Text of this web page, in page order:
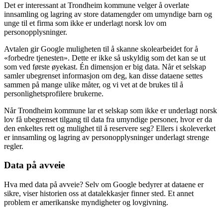
Det er interessant at Trondheim kommune velger å overlate
innsamling og lagring av store datamengder om umyndige barn og
unge til et firma som ikke er underlagt norsk lov om
personopplysninger.
Avtalen gir Google muligheten til å skanne skolearbeidet for å
«forbedre tjenesten». Dette er ikke så uskyldig som det kan se ut
som ved første øyekast. Én dimensjon er big data. Når et selskap
samler ubegrenset informasjon om deg, kan disse dataene settes
sammen på mange ulike måter, og vi vet at de brukes til å
personlighetsprofilere brukerne.
Når Trondheim kommune lar et selskap som ikke er underlagt norsk
lov få ubegrenset tilgang til data fra umyndige personer, hvor er da
den enkeltes rett og mulighet til å reservere seg? Ellers i skoleverket
er innsamling og lagring av personopplysninger underlagt strenge
regler.
Data på avveie
Hva med data på avveie? Selv om Google bedyrer at dataene er
sikre, viser historien oss at datalekkasjer finner sted. Et annet
problem er amerikanske myndigheter og lovgivning.